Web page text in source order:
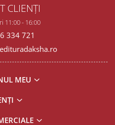
CLIENȚI
11:00 - 16:00
334 721
MEU